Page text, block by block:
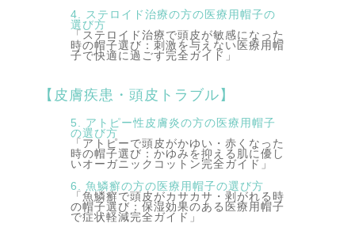
4. ステロイド治療の方の医療用帽子の
選び方
「ステロイド治療で頭皮が敏感になった
時の帽子選び：刺激を与えない医療用帽
子で快適に過ごす完全ガイド」
【皮膚疾患・頭皮トラブル】
5. アトピー性皮膚炎の方の医療用帽子
の選び方
「アトピーで頭皮がかゆい・赤くなった
時の帽子選び：かゆみを抑える肌に優し
いオーガニックコットン完全ガイド」
6. 魚鱗癬の方の医療用帽子の選び方
「魚鱗癬で頭皮がカサカサ・剥がれる時
の帽子選び：保湿効果のある医療用帽子
で症状軽減完全ガイド」